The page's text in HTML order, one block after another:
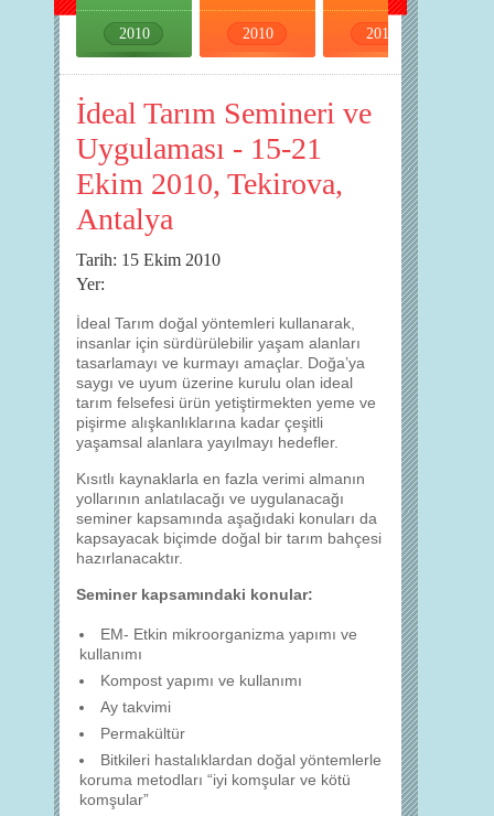
2010 2010 2010
İdeal Tarım Semineri ve
Uygulaması - 15-21
Ekim 2010, Tekirova,
Antalya
Tarih: 15 Ekim 2010
Yer:
İdeal Tarım doğal yöntemleri kullanarak,
insanlar için sürdürülebilir yaşam alanları
tasarlamayı ve kurmayı amaçlar. Doğa’ya
saygı ve uyum üzerine kurulu olan ideal
tarım felsefesi ürün yetiştirmekten yeme ve
pişirme alışkanlıklarına kadar çeşitli
yaşamsal alanlara yayılmayı hedefler.
Kısıtlı kaynaklarla en fazla verimi almanın
yollarının anlatılacağı ve uygulanacağı
seminer kapsamında aşağıdaki konuları da
kapsayacak biçimde doğal bir tarım bahçesi
hazırlanacaktır.
Seminer kapsamındaki konular:
EM- Etkin mikroorganizma yapımı ve
kullanımı
Kompost yapımı ve kullanımı
Ay takvimi
Permakültür
Bitkileri hastalıklardan doğal yöntemlerle
koruma metodları “iyi komşular ve kötü
komşular”